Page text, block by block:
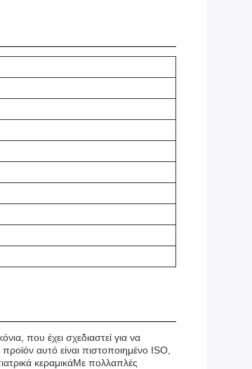
που έχει σχεδιαστεί για να
αυτό είναι πιστοποιημένο ISO,
κεραμικάΜε πολλαπλές